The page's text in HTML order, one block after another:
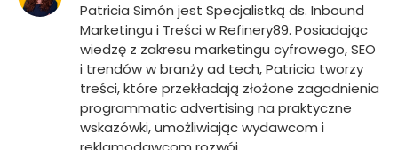
Patricia Simón jest Specjalistką ds. Inbound
Marketingu i Treści w Refinery89. Posiadając
wiedzę z zakresu marketingu cyfrowego, SEO
i trendów w branży ad tech, Patricia tworzy
treści, które przekładają złożone zagadnienia
programmatic advertising na praktyczne
wskazówki, umożliwiając wydawcom i